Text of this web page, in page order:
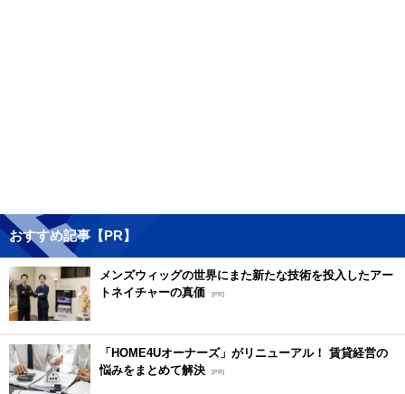
おすすめ記事【PR】
メンズウィッグの世界にまた新たな技術を投入したアー
トネイチャーの真価
[PR]
「HOME4Uオーナーズ」がリニューアル！ 賃貸経営の
悩みをまとめて解決 [PR]